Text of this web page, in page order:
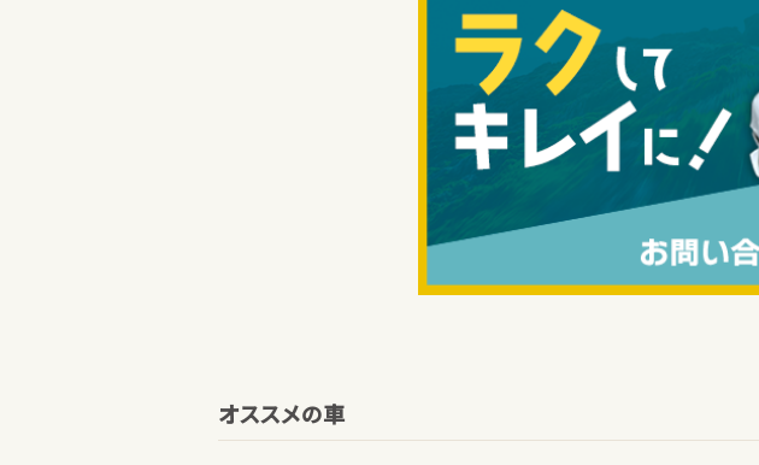
オススメの車